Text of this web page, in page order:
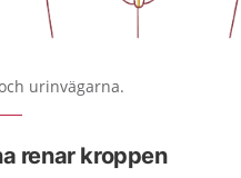
urinvägarna.
renar kroppen